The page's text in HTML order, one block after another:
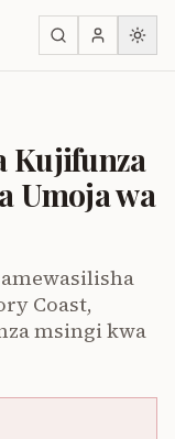
Kujifunza
Umoja wa
Coast,
msingi kwa